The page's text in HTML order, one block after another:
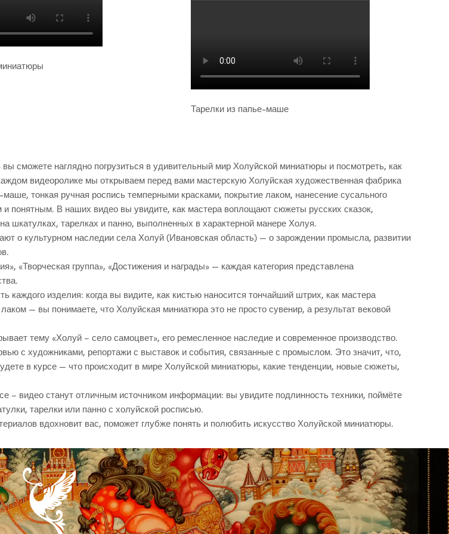
Тарелки из папье-маше
сможете наглядно погрузиться в удивительный мир Холуйской миниатюры и посмотреть, как
видеоролике мы открываем перед вами мастерскую Холуйская художественная фабрика
тонкая ручная роспись темперными красками, покрытие лаком, нанесение сусального
понятным. В наших видео вы увидите, как мастера воплощают сюжеты русских сказок,
шкатулках, тарелках и панно, выполненных в характерной манере Холуя.
о культурном наследии села Холуй (Ивановская область) — о зарождении промысла, развитии
«Творческая группа», «Достижения и награды» — каждая категория представлена
каждого изделия: когда вы видите, как кистью наносится тончайший штрих, как мастера
— вы понимаете, что Холуйская миниатюра это не просто сувенир, а результат вековой
тему «Холуй – село самоцвет», его ремесленное наследие и современное производство.
с художниками, репортажи с выставок и события, связанные с промыслом. Это значит, что,
в курсе — что происходит в мире Холуйской миниатюры, какие тенденции, новые сюжеты,
– видео станут отличным источником информации: вы увидите подлинность техники, поймёте
тарелки или панно с холуйской росписью.
вдохновит вас, поможет глубже понять и полюбить искусство Холуйской миниатюры.